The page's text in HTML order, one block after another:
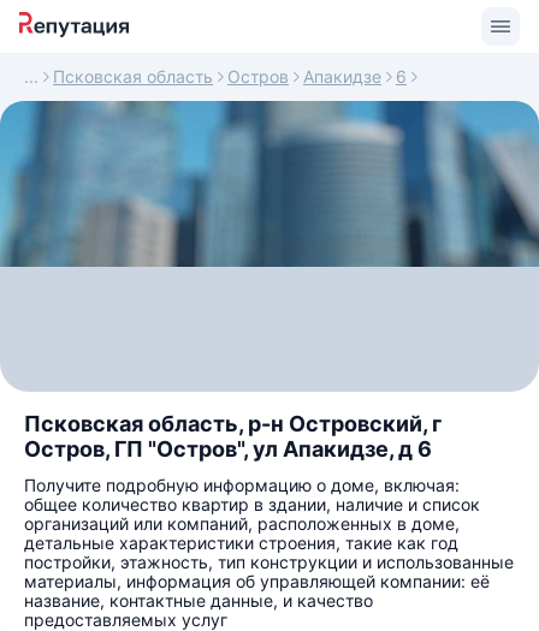
Псковская область Остров Апакидзе 6
Псковская область, р-н Островский, г
Остров, ГП "Остров", ул Апакидзе, д 6
Получите подробную информацию о доме, включая:
общее количество квартир в здании, наличие и список
организаций или компаний, расположенных в доме,
детальные характеристики строения, такие как год
постройки, этажность, тип конструкции и использованные
материалы, информация об управляющей компании: её
название, контактные данные, и качество
предоставляемых услуг